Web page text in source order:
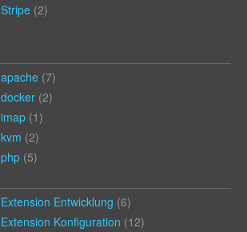
Stripe (2)
apache (7)
docker (2)
imap (1)
kvm (2)
php (5)
Extension Entwicklung (6)
Extension Konfiguration (12)